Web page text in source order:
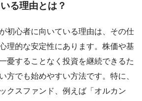
る理由とは？
初心者に向いている理由は、その仕
理的な安定性にあります。株価や基
憂することなく投資を継続できるた
方でも始めやすい方法です。特に、
クスファンド、例えば「オルカン